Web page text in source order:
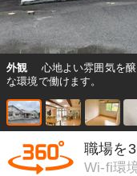
外観
心地よい雰囲気を
な環境で働けます。
職場を
Wi-fi環